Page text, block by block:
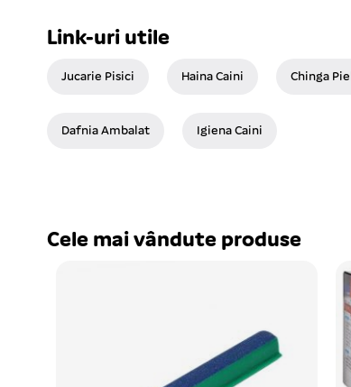
Link-uri utile
Jucarie Pisici Haina Caini Chinga
Dafnia Ambalat Igiena Caini
Cele mai vândute produse